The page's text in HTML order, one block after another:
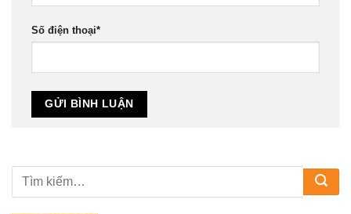
Số điện thoại*